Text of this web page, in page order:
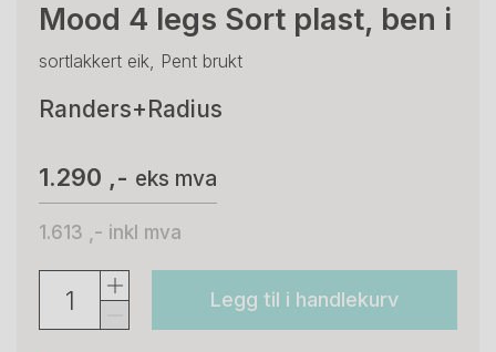
Mood 4 legs Sort plast, ben i
sortlakkert eik, Pent brukt
Randers+Radius
1.290 ,- eks mva
1.613 ,- inkl mva
Legg til i handlekurv